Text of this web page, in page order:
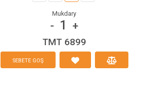
Mukdary
- 1 +
TMT 6899
SEBETE GOŞ